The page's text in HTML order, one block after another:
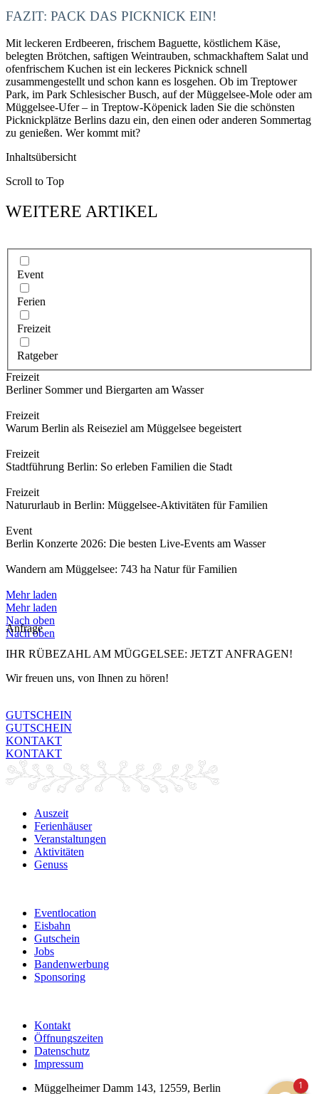
FAZIT: PACK DAS PICKNICK EIN!
Mit leckeren Erdbeeren, frischem Baguette, köstlichem Käse,
belegten Brötchen, saftigen Weintrauben, schmackhaftem Salat und
ofenfrischem Kuchen ist ein leckeres Picknick schnell
zusammengestellt und schon kann es losgehen. Ob im Treptower
Park, im Park Schlesischer Busch, auf der Müggelsee-Mole oder am
Müggelsee-Ufer – in Treptow-Köpenick laden Sie die schönsten
Picknickplätze Berlins dazu ein, den einen oder anderen Sommertag
zu genießen. Wer kommt mit?
Inhaltsübersicht
Scroll to Top
WEITERE ARTIKEL
Event
Ferien
Freizeit
Ratgeber
Freizeit
Berliner Sommer und Biergarten am Wasser
Freizeit
Warum Berlin als Reiseziel am Müggelsee begeistert
Freizeit
Stadtführung Berlin: So erleben Familien die Stadt
Freizeit
Natururlaub in Berlin: Müggelsee-Aktivitäten für Familien
Event
Berlin Konzerte 2026: Die besten Live-Events am Wasser
Wandern am Müggelsee: 743 ha Natur für Familien
Mehr laden
Mehr laden
Nach oben
Nach oben
Anfrage
IHR RÜBEZAHL AM MÜGGELSEE: JETZT ANFRAGEN!
Wir freuen uns, von Ihnen zu hören!
GUTSCHEIN
GUTSCHEIN
KONTAKT
KONTAKT
Auszeit
Ferienhäuser
Veranstaltungen
Aktivitäten
Genuss
Eventlocation
Eisbahn
Gutschein
Jobs
Bandenwerbung
Sponsoring
Kontakt
Öffnungszeiten
Datenschutz
Impressum
Müggelheimer Damm 143, 12559, Berlin
1